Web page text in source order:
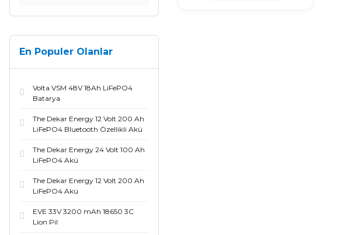
En Populer Olanlar
Volta VSM 48V 18Ah LiFePO4
Batarya
The Dekar Energy 12 Volt 200 Ah
LiFePO4 Bluetooth Özellikli Akü
The Dekar Energy 24 Volt 100 Ah
LiFePO4 Akü
The Dekar Energy 12 Volt 200 Ah
LiFePO4 Akü
EVE 33V 3200 mAh 18650 3C
Lion Pil